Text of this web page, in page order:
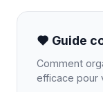
Guide
Comment
efficace pour